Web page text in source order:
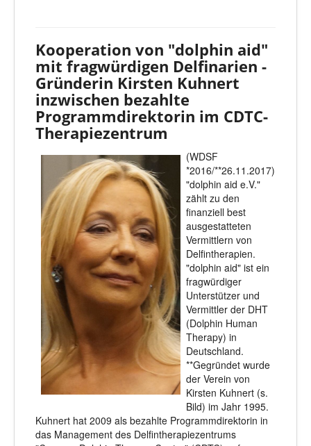
Kooperation von "dolphin aid"
mit fragwürdigen Delfinarien -
Gründerin Kirsten Kuhnert
inzwischen bezahlte
Programmdirektorin im CDTC-
Therapiezentrum
(WDSF
*2016/**26.11.2017)
"dolphin aid e.V."
zählt zu den
finanziell best
ausgestatteten
Vermittlern von
Delfintherapien.
"dolphin aid" ist ein
fragwürdiger
Unterstützer und
Vermittler der DHT
(Dolphin Human
Therapy) in
Deutschland.
**Gegründet wurde
der Verein von
Kirsten Kuhnert (s.
Bild) im Jahr 1995.
Kuhnert hat 2009 als bezahlte Programmdirektorin in
das Management des Delfintherapiezentrums